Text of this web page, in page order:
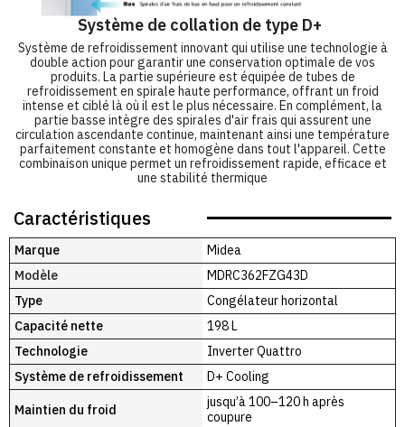
Système de collation de type D+
Système de refroidissement innovant qui utilise une technologie à
double action pour garantir une conservation optimale de vos
produits. La partie supérieure est équipée de tubes de
refroidissement en spirale haute performance, offrant un froid
intense et ciblé là où il est le plus nécessaire. En complément, la
partie basse intègre des spirales d'air frais qui assurent une
circulation ascendante continue, maintenant ainsi une température
parfaitement constante et homogène dans tout l'appareil. Cette
combinaison unique permet un refroidissement rapide, efficace et
une stabilité thermique
Caractéristiques
Marque
Midea
Modèle
MDRC362FZG43D
Type
Congélateur horizontal
Capacité nette
198 L
Technologie
Inverter Quattro
Système de refroidissement
D+ Cooling
Maintien du froid
jusqu’à 100–120 h après
coupure